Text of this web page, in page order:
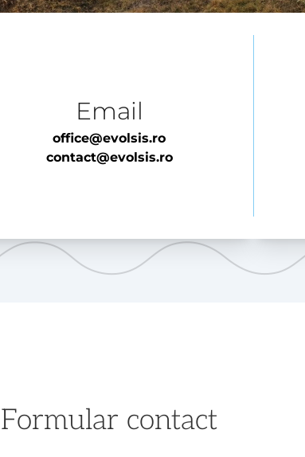
Email
office@evolsis.ro
contact@evolsis.ro
Formular contact